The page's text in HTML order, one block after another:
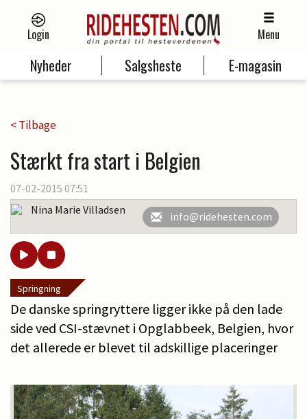
Login Menu
Nyheder Salgsheste E-magasin
< Tilbage
Stærkt fra start i Belgien
07-02-2015 07:51
Nina Marie Villadsen
info@ridehesten.com
Springning
De danske springryttere ligger ikke på den lade
side ved CSI-stævnet i Opglabbeek, Belgien, hvor
det allerede er blevet til adskillige placeringer